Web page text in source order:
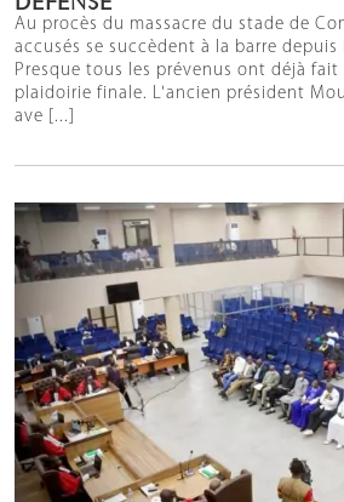
Au procès du massacre du stade de
accusés se succèdent à la barre depuis
Presque tous les prévenus ont déjà fait
plaidoirie finale. L'ancien président
ave [...]